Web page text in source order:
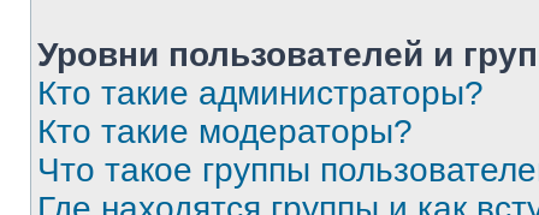
Уровни пользователей и
Кто такие администраторы?
Кто такие модераторы?
Что такое группы